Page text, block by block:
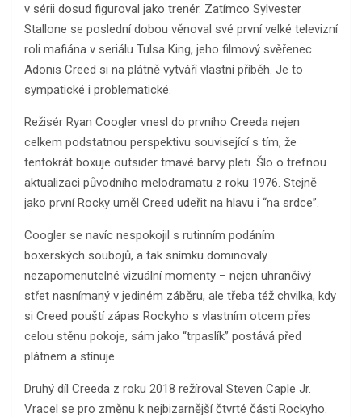
v sérii dosud figuroval jako trenér. Zatímco Sylvester
Stallone se poslední dobou věnoval své první velké televizní
roli mafiána v seriálu Tulsa King, jeho filmový svěřenec
Adonis Creed si na plátně vytváří vlastní příběh. Je to
sympatické i problematické.
Režisér Ryan Coogler vnesl do prvního Creeda nejen
celkem podstatnou perspektivu související s tím, že
tentokrát boxuje outsider tmavé barvy pleti. Šlo o trefnou
aktualizaci původního melodramatu z roku 1976. Stejně
jako první Rocky uměl Creed udeřit na hlavu i “na srdce”.
Coogler se navíc nespokojil s rutinním podáním
boxerských soubojů, a tak snímku dominovaly
nezapomenutelné vizuální momenty – nejen uhrančivý
střet nasnímaný v jediném záběru, ale třeba též chvilka, kdy
si Creed pouští zápas Rockyho s vlastním otcem přes
celou stěnu pokoje, sám jako “trpaslík” postává před
plátnem a stínuje.
Druhý díl Creeda z roku 2018 režíroval Steven Caple Jr.
Vracel se pro změnu k nejbizarnější čtvrté části Rockyho.